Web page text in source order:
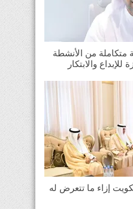
متكاملة من الأنشطة
والابتكار
إزاء ما تتعرض له